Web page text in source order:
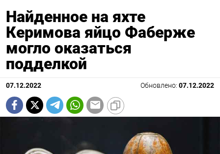
Найденное на яхте
Керимова яйцо Фаберже
могло оказаться
подделкой
07.12.2022 Обновлено: 07.12.2022